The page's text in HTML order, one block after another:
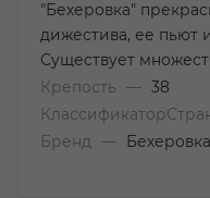
"Бехеровка"
дижестива, ее пьют
Существует
Крепость
— 38
Бренд
—